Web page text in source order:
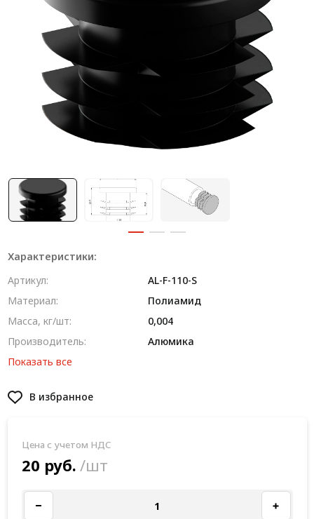
Система V-паза NEW!
Алюминиевые промышленные ограждения
Алюминиевая промышленная мебель
Крейты и кассеты Subrack systems
Профиль строительного назначения
Радиаторный алюминиевый профиль NEW!
Лист алюминиевый
Метрический крепеж
Конструкции из профиля
Услуги дополнительной обработки профиля
Характеристики:
Артикул:
AL-F-110-S
Материал:
Полиамид
Масса, кг/шт:
0,004
Производитель:
Алюмика
Показать все
В избранное
Цена с учетом НДС
20 руб. /шт